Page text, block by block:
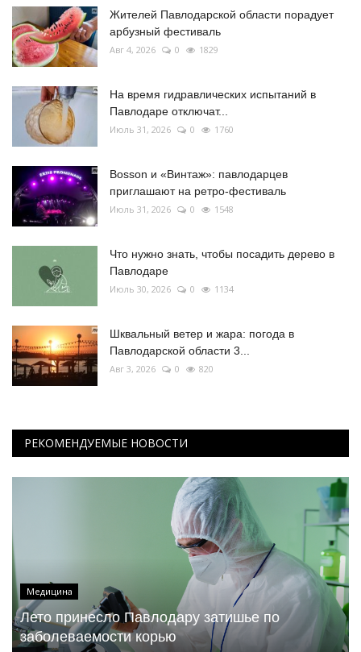
Жителей Павлодарской области порадует
арбузный фестиваль
Авг 4, 2026 0 1829
На время гидравлических испытаний в
Павлодаре отключат...
Июль 31, 2026 0 1760
Bosson и «Винтаж»: павлодарцев
приглашают на ретро-фестиваль
Июль 31, 2026 0 1548
Что нужно знать, чтобы посадить дерево в
Павлодаре
Июль 30, 2026 0 1134
Шквальный ветер и жара: погода в
Павлодарской области 3...
Авг 3, 2026 0 820
РЕКОМЕНДУЕМЫЕ НОВОСТИ
Медицина
Лето принесло Павлодару затишье по
заболеваемости корью